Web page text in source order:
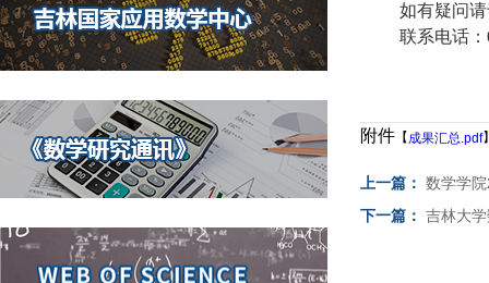
如有疑问
联系电话：
附件 【 成果汇总.pdf
上一篇： 数学学
下一篇： 吉林大